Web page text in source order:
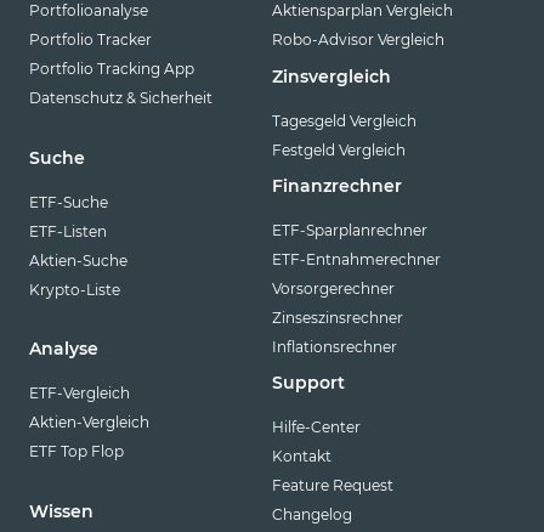
Portfolioanalyse
Portfolio Tracker
Portfolio Tracking App
Datenschutz & Sicherheit
Suche
ETF-Suche
ETF-Listen
Aktien-Suche
Krypto-Liste
Analyse
ETF-Vergleich
Aktien-Vergleich
ETF Top Flop
Wissen
Aktiensparplan Vergleich
Robo-Advisor Vergleich
Zinsvergleich
Tagesgeld Vergleich
Festgeld Vergleich
Finanzrechner
ETF-Sparplanrechner
ETF-Entnahmerechner
Vorsorgerechner
Zinseszinsrechner
Inflationsrechner
Support
Hilfe-Center
Kontakt
Feature Request
Changelog